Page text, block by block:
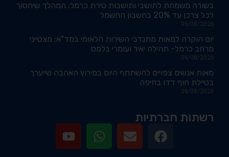
בשורה משמחת לתושבי ותושבות טירת כרמל: המהלך שיחסוך
לכל צרכן עד 20% בחשבון החשמל
06/08/2026
יום הוקרה למאות מתנדבי השירות הלאומי במד"א; מצטייני
מרחב כרמל- תהילה יאיר ועומרי בלמס
06/08/2026
מאות אנשים צפויים להשתתף היום במירוץ האהבה שייערך
בטיילת חוף דדו בחיפה
06/08/2026
רשתות חברתיות